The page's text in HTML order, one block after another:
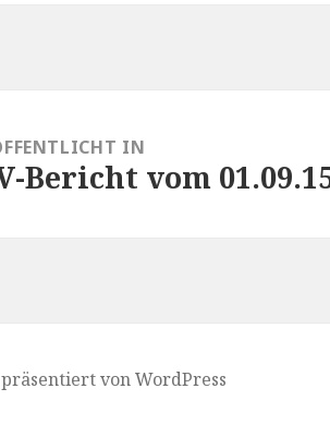
IN
Bericht vom
von WordPress